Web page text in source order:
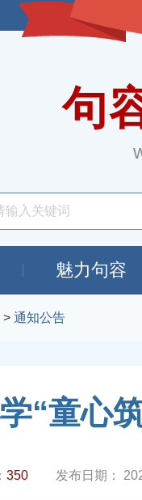
句
魅力句容
> 通知公告
“童心
350 发布日期：